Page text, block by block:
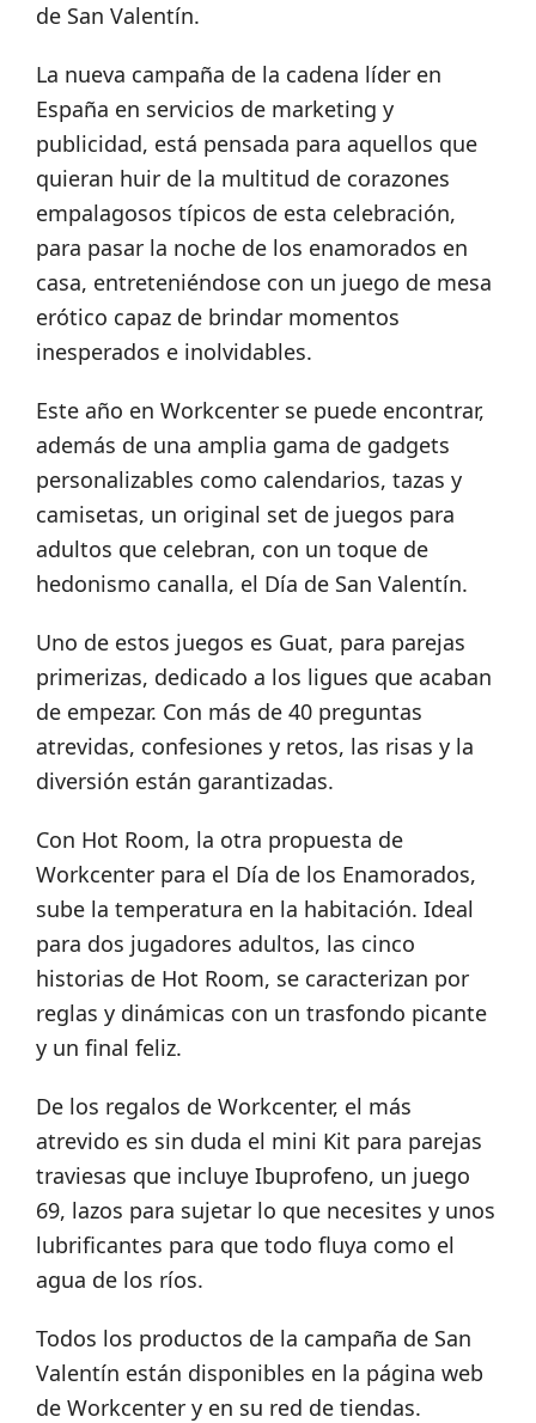
de San Valentín.
La nueva campaña de la cadena líder en
España en servicios de marketing y
publicidad, está pensada para aquellos que
quieran huir de la multitud de corazones
empalagosos típicos de esta celebración,
para pasar la noche de los enamorados en
casa, entreteniéndose con un juego de mesa
erótico capaz de brindar momentos
inesperados e inolvidables.
Este año en Workcenter se puede encontrar,
además de una amplia gama de gadgets
personalizables como calendarios, tazas y
camisetas, un original set de juegos para
adultos que celebran, con un toque de
hedonismo canalla, el Día de San Valentín.
Uno de estos juegos es Guat, para parejas
primerizas, dedicado a los ligues que acaban
de empezar. Con más de 40 preguntas
atrevidas, confesiones y retos, las risas y la
diversión están garantizadas.
Con Hot Room, la otra propuesta de
Workcenter para el Día de los Enamorados,
sube la temperatura en la habitación. Ideal
para dos jugadores adultos, las cinco
historias de Hot Room, se caracterizan por
reglas y dinámicas con un trasfondo picante
y un final feliz.
De los regalos de Workcenter, el más
atrevido es sin duda el mini Kit para parejas
traviesas que incluye Ibuprofeno, un juego
69, lazos para sujetar lo que necesites y unos
lubrificantes para que todo fluya como el
agua de los ríos.
Todos los productos de la campaña de San
Valentín están disponibles en la página web
de Workcenter y en su red de tiendas.